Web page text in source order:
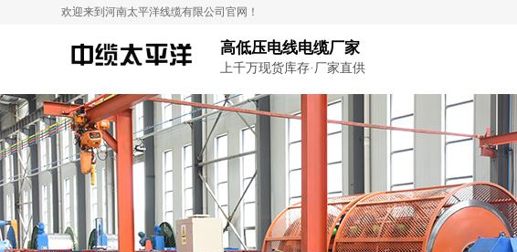
欢迎来到河南太平洋线缆有限公司官网！
高低压电线电缆厂家
上千万现货库存·厂家直供